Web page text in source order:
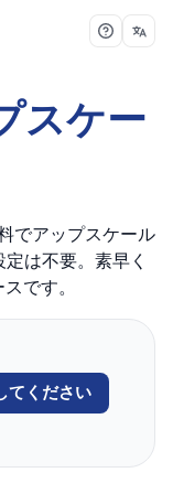
スケー
でアップスケール
は不要。素早く
です。
てください